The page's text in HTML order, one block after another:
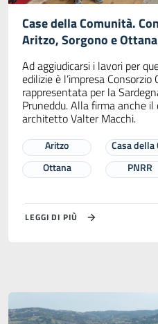
Case della Comunità.
Aritzo, Sorgono e Ottana
Ad aggiudicarsi i lavori per
edilizie è l’impresa Consorzio
rappresentata per la
Pruneddu. Alla firma anche
architetto Valter Macchi.
Aritzo
Casa
Ottana
PNRR
LEGGI DI PIÙ